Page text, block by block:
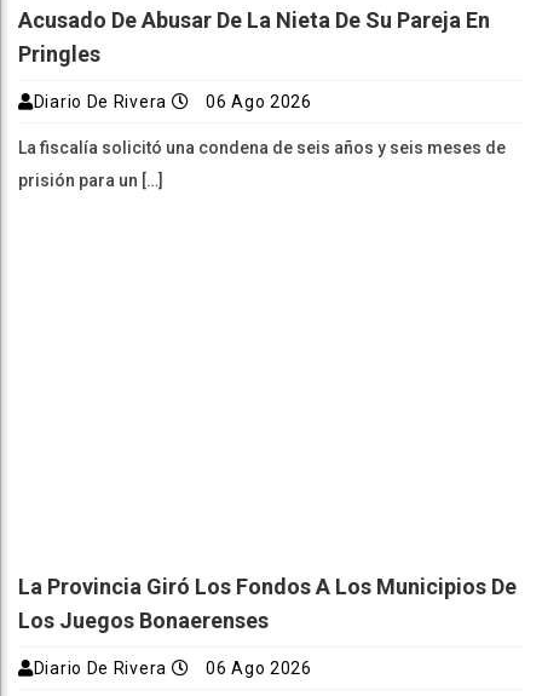
Acusado De Abusar De La Nieta De Su Pareja En
Pringles
Diario De Rivera 06 Ago 2026
La fiscalía solicitó una condena de seis años y seis meses de
prisión para un […]
La Provincia Giró Los Fondos A Los Municipios De
Los Juegos Bonaerenses
Diario De Rivera 06 Ago 2026